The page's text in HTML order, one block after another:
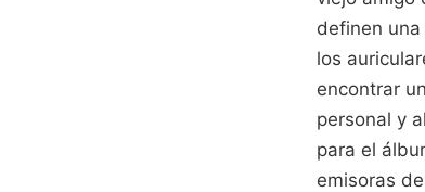
definen
los
encontrar
personal y
para el
emisoras